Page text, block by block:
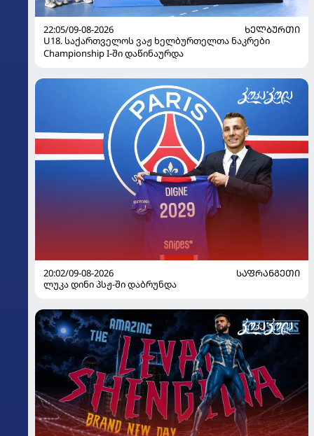
22:05/09-08-2026
ᲮᲔᲚᲑᲣᲠᲗᲘ
U18. საქართველოს ვაჟ ხელბურთელთა ნაკრები
Championship I-ში დაწინაურდა
20:02/09-08-2026
ᲡᲐᲤᲠᲐᲜᲒᲔᲗᲘ
ლუკა დინი პსჟ-ში დაბრუნდა